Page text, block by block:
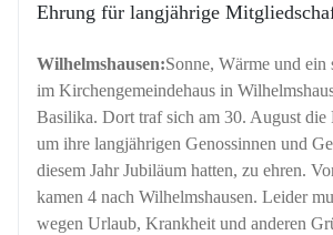
Ehrung für langjährige
Wilhelmshausen:Sonne, Wärme und ein
im Kirchengemeindehaus in
Basilika. Dort traf sich am 30. August die
um ihre langjährigen Genossinnen und
diesem Jahr Jubiläum hatten, zu ehren.
kamen 4 nach Wilhelmshausen. Leider
wegen Urlaub, Krankheit und anderen